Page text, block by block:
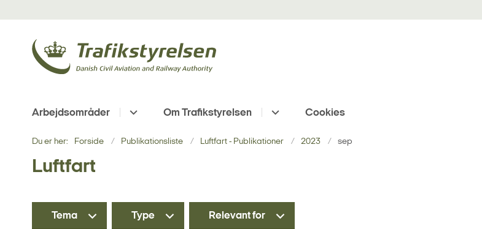
Arbejdsområder Om Trafikstyrelsen Cookies
Du er her: Forside Publikationsliste Luftfart - Publikationer 2023 sep
Luftfart
Tema Type Relevant for